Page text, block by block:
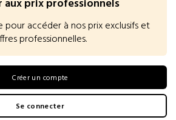
aux prix professionnels
pour accéder à nos prix exclusifs et
professionnelles.
Créer un compte
Se connecter